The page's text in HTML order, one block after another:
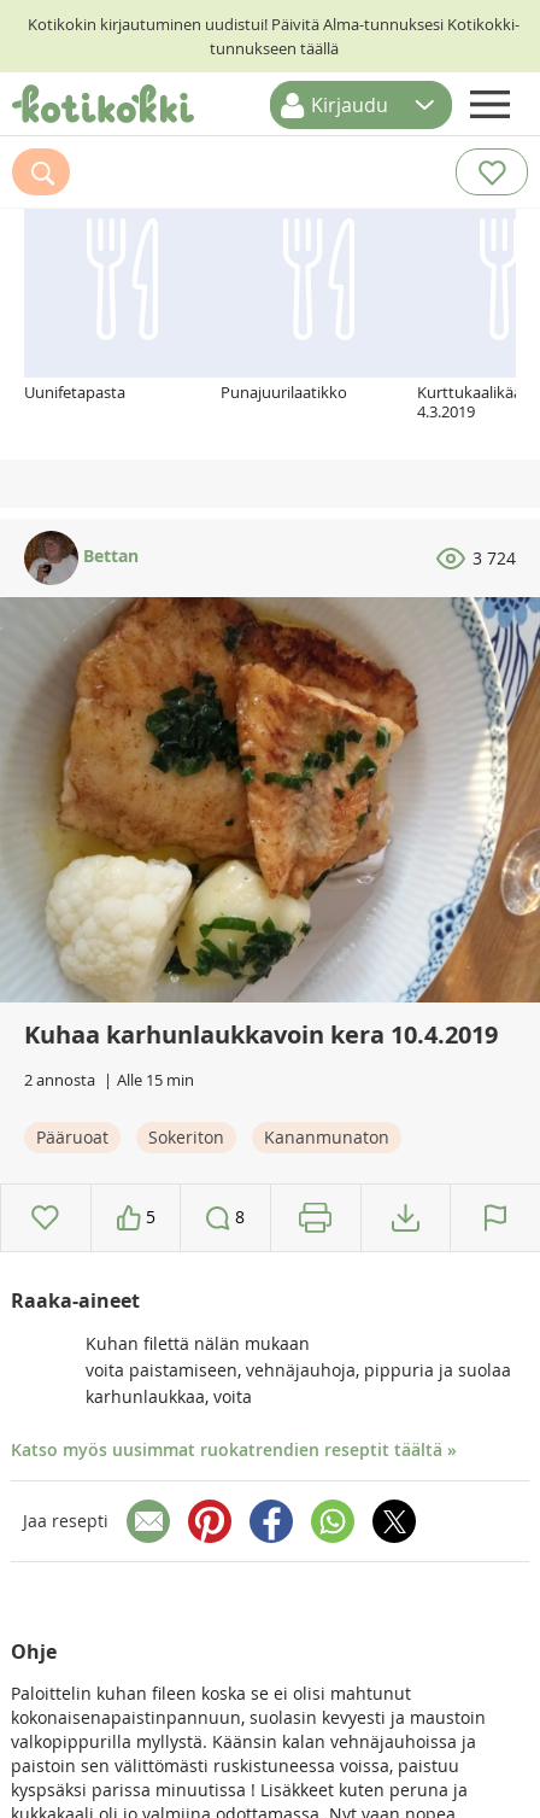
Kotikokin kirjautuminen uudistui! Päivitä Alma-tunnuksesi Kotikokki-
tunnukseen täällä
ETUSIVU
RESEPTIHAKU
Kirjaudu
Suosittelemme myös
Uunifetapasta Punajuurilaatikko
4.3.2019
Bettan 3 724
Kuhaa karhunlaukkavoin kera 10.4.2019
2 annosta Alle 15 min
Pääruoat Sokeriton Kananmunaton
5 8
Raaka-aineet
Kuhan filettä nälän mukaan
voita paistamiseen, vehnäjauhoja, pippuria ja suolaa
karhunlaukkaa, voita
Katso myös uusimmat ruokatrendien reseptit täältä »
Jaa resepti
Ohje
Paloittelin kuhan fileen koska se ei olisi mahtunut
kokonaisenapaistinpannuun, suolasin kevyesti ja maustoin
valkopippurilla myllystä. Käänsin kalan vehnäjauhoissa ja
paistoin sen välittömästi ruskistuneessa voissa, paistuu
kyspsäksi parissa minuutissa ! Lisäkkeet kuten peruna ja